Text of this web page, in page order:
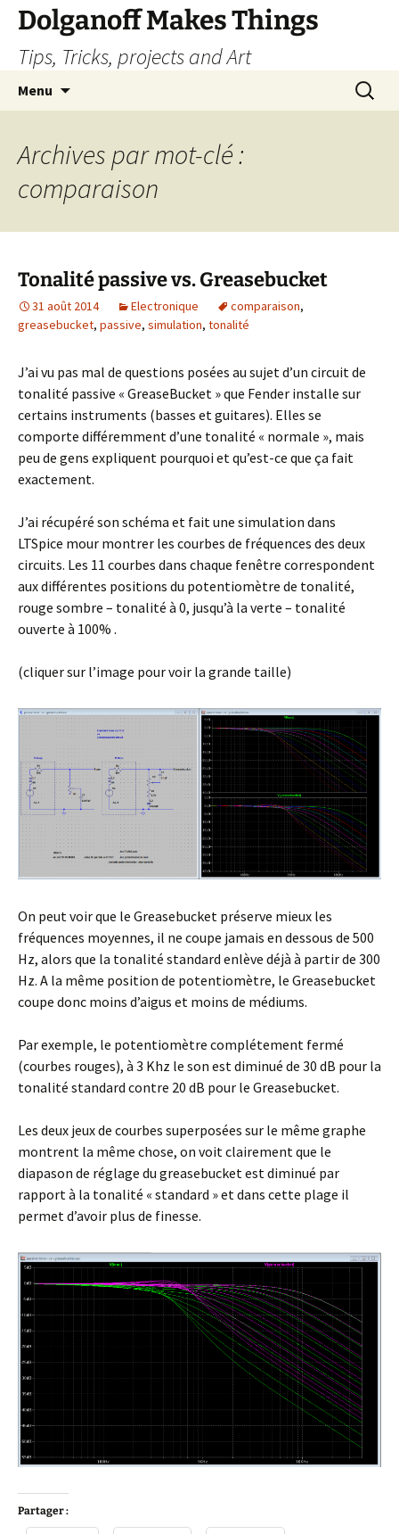
Dolganoff Makes Things
Tips, Tricks, projects and Art
Menu
Archives par mot-clé :
comparaison
Tonalité passive vs. Greasebucket
31 août 2014 Electronique comparaison,
greasebucket, passive, simulation, tonalité
J’ai vu pas mal de questions posées au sujet d’un circuit de
tonalité passive « GreaseBucket » que Fender installe sur
certains instruments (basses et guitares). Elles se
comporte différemment d’une tonalité « normale », mais
peu de gens expliquent pourquoi et qu’est-ce que ça fait
exactement.
J’ai récupéré son schéma et fait une simulation dans
LTSpice mour montrer les courbes de fréquences des deux
circuits. Les 11 courbes dans chaque fenêtre correspondent
aux différentes positions du potentiomètre de tonalité,
rouge sombre – tonalité à 0, jusqu’à la verte – tonalité
ouverte à 100% .
(cliquer sur l’image pour voir la grande taille)
On peut voir que le Greasebucket préserve mieux les
fréquences moyennes, il ne coupe jamais en dessous de 500
Hz, alors que la tonalité standard enlève déjà à partir de 300
Hz. A la même position de potentiomètre, le Greasebucket
coupe donc moins d’aigus et moins de médiums.
Par exemple, le potentiomètre complétement fermé
(courbes rouges), à 3 Khz le son est diminué de 30 dB pour la
tonalité standard contre 20 dB pour le Greasebucket.
Les deux jeux de courbes superposées sur le même graphe
montrent la même chose, on voit clairement que le
diapason de réglage du greasebucket est diminué par
rapport à la tonalité « standard » et dans cette plage il
permet d’avoir plus de finesse.
Partager :